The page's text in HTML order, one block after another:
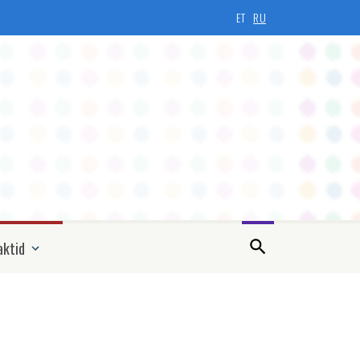
ET RU